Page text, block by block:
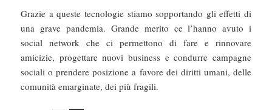
Grazie a queste tecnologie stiamo sopportando gli effetti di
una grave pandemia. Grande merito ce l’hanno avuto i
social network che ci permettono di fare e rinnovare
amicizie, progettare nuovi business e condurre campagne
sociali o prendere posizione a favore dei diritti umani, delle
comunità emarginate, dei più fragili.